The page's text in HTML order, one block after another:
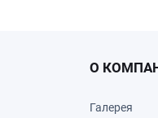
О
Галерея